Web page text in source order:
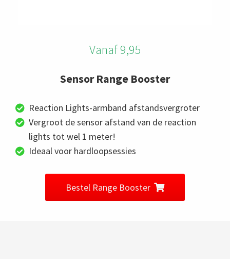
Vanaf 9,95
Sensor Range Booster
Reaction Lights-armband afstandsvergroter
Vergroot de sensor afstand van de reaction
lights tot wel 1 meter!
Ideaal voor hardloopsessies
Bestel Range Booster